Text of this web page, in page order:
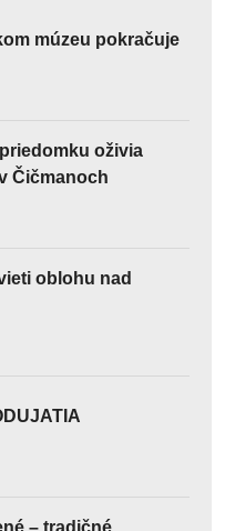
múzeu pokračuje
oživia
Čičmanoch
oblohu nad